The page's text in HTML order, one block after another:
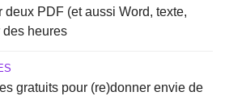
PDF (et aussi Word, texte,
heures
gratuits pour (re)donner envie de